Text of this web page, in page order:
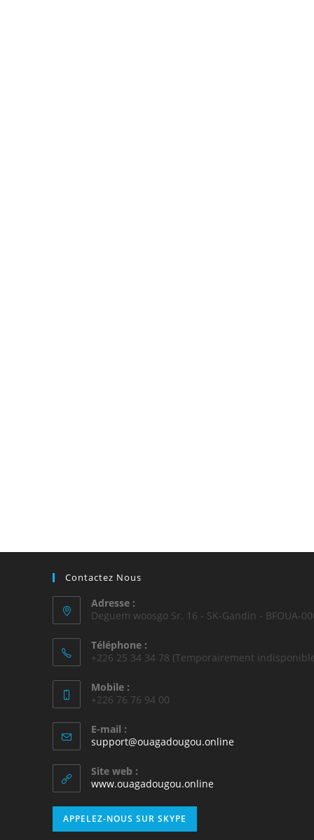
Contactez Nous
Adresse :
Deguem woosgo Sr. 16 - SK-Gandin - BFOUA-
Téléphone :
+226 25 34 34 78 (Temporairement
Mobile :
+226 76 76 94 00
E-mail :
support@ouagadougou.online
Site web :
www.ouagadougou.online
APPELEZ-NOUS SUR SKYPE